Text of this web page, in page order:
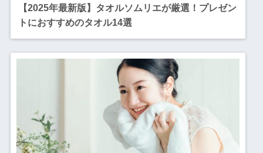
【2025年最新版】タオルソムリエが厳選！プレゼン
トにおすすめのタオル14選